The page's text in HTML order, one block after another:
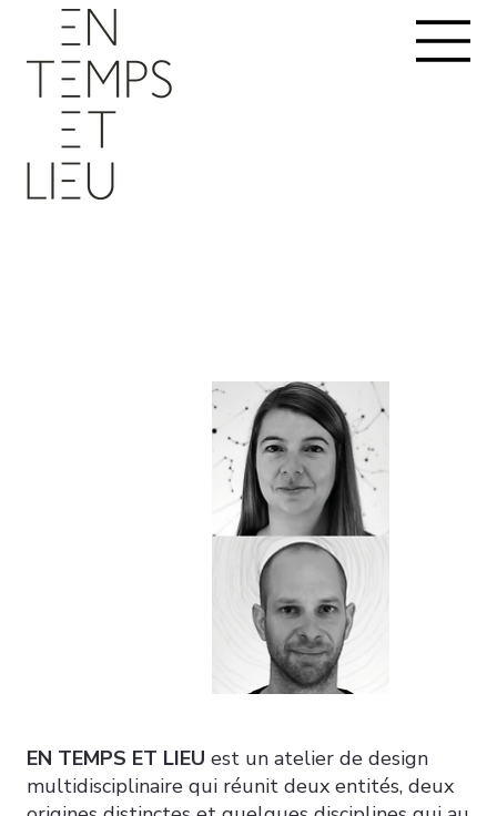
EN TEMPS ET LIEU est un atelier de design
multidisciplinaire qui réunit deux entités, deux